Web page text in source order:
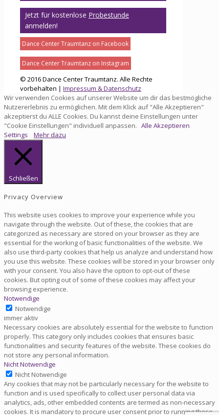
Jetzt für kostenlose Probestunde
anmelden!
Dance Center Traumtanz on Facebook
Dance Center Traumtanz on Instagram
© 2016 Dance Center Traumtanz. Alle Rechte
vorbehalten | Impressum & Datenschutz
Wir verwenden Cookies auf unserer Website um dir das bestmögliche
Nutzererlebnis zu ermöglichen. Mit dem Klick auf "Alle Akzeptieren"
akzeptierst du ALLE Cookies. Du kannst deine Einstellungen unter
"Cookie Einstellungen" individuell anpassen. Alle Akzeptieren
Settings
Mehr dazu
Schließen
Privacy Overview
This website uses cookies to improve your experience while you
navigate through the website. Out of these, the cookies that are
categorized as necessary are stored on your browser as they are
essential for the working of basic functionalities of the website. We
also use third-party cookies that help us analyze and understand how
you use this website. These cookies will be stored in your browser only
with your consent. You also have the option to opt-out of these
cookies. But opting out of some of these cookies may affect your
browsing experience.
Notwendige
Notwendige
immer aktiv
Necessary cookies are absolutely essential for the website to function
properly. This category only includes cookies that ensures basic
functionalities and security features of the website. These cookies do
not store any personal information.
Nicht Notwendige
Nicht Notwendige
Any cookies that may not be particularly necessary for the website to
function and is used specifically to collect user personal data via
analytics, ads, other embedded contents are termed as non-necessary
cookies. It is mandatory to procure user consent prior to running these